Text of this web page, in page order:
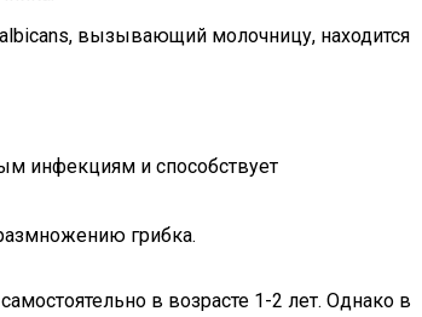
вызывающий молочницу, находится
инфекциям и способствует
грибка.
в возрасте 1-2 лет. Однако в